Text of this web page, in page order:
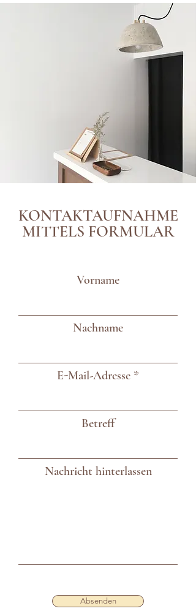
KONTAKTAUFNAHME
MITTELS FORMULAR
Vorname
Nachname
E-Mail-Adresse
Betreff
Nachricht hinterlassen
Absenden